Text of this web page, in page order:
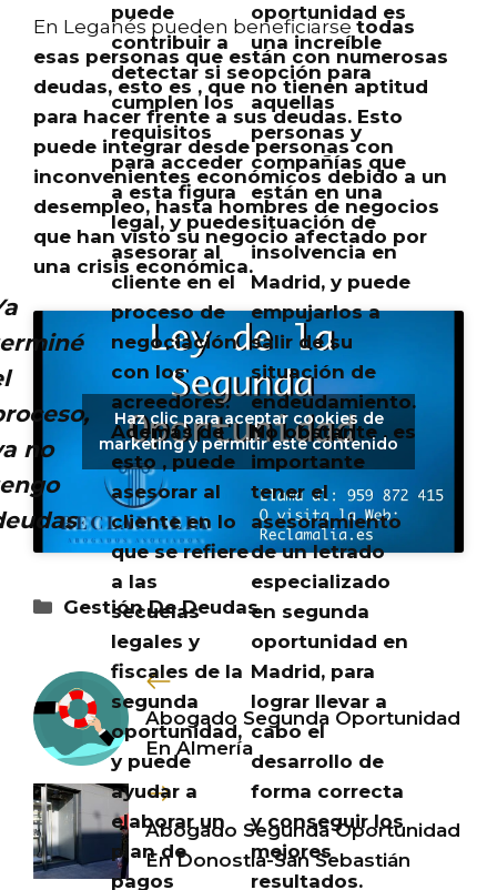
En Leganés pueden beneficiarse todas
esas personas que están con numerosas
deudas, esto es , que no tienen aptitud
para hacer frente a sus deudas. Esto
puede integrar desde personas con
inconvenientes económicos debido a un
desempleo, hasta hombres de negocios
que han visto su negocio afectado por
una crisis económica.
no
puede
contribuir a
detectar si se
cumplen los
requisitos
para acceder
a esta figura
legal, y puede
asesorar al
cliente en el
proceso de
negociación
con los
acreedores.
Además de
esto , puede
asesorar al
cliente en lo
que se refiere
a las
secuelas
legales y
fiscales de la
segunda
oportunidad,
y puede
ayudar a
elaborar un
plan de
pagos
oportunidad es
una increíble
opción para
aquellas
personas y
compañías que
están en una
situación de
insolvencia en
Madrid, y puede
empujarlos a
salir de su
situación de
endeudamiento.
No obstante , es
importante
tener el
asesoramiento
de un letrado
especializado
en segunda
oportunidad en
Madrid, para
lograr llevar a
cabo el
desarrollo de
forma correcta
y conseguir los
mejores
resultados.
Haz clic para aceptar cookies de
marketing y permitir este contenido
Categorías
Gestión De Deudas
Abogado Segunda Oportunidad
En Almería
Abogado Segunda Oportunidad
En Donostia-San Sebastián